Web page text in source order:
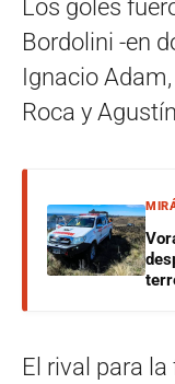
Los goles
Bordolini -en
Ignacio
Roca y
El rival para